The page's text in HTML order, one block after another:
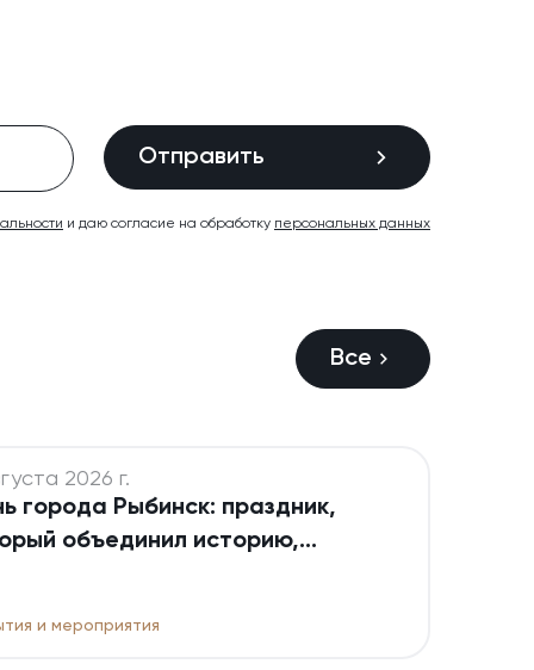
Отправить
и даю согласие на обработку персональных данных
Все
2026 г.
города Рыбинск: праздник,
объединил историю,
и мероприятия